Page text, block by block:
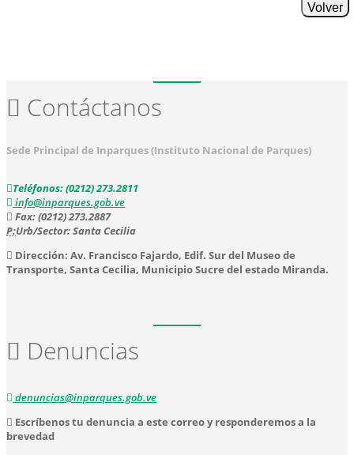
Volver
Contáctanos
Sede Principal de Inparques (Instituto Nacional de Parques)
Teléfonos: (0212) 273.2811
info@inparques.gob.ve
Fax: (0212) 273.2887
P:Urb/Sector: Santa Cecilia
Dirección: Av. Francisco Fajardo, Edif. Sur del Museo de
Transporte, Santa Cecilia, Municipio Sucre del estado Miranda.
Denuncias
denuncias@inparques.gob.ve
Escríbenos tu denuncia a este correo y responderemos a la
brevedad